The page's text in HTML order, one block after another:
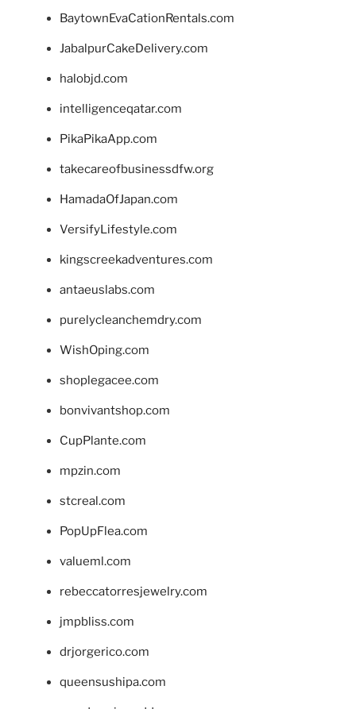
BaytownEvaCationRentals.com
JabalpurCakeDelivery.com
halobjd.com
intelligenceqatar.com
PikaPikaApp.com
takecareofbusinessdfw.org
HamadaOfJapan.com
VersifyLifestyle.com
kingscreekadventures.com
antaeuslabs.com
purelycleanchemdry.com
WishOping.com
shoplegacee.com
bonvivantshop.com
CupPlante.com
mpzin.com
stcreal.com
PopUpFlea.com
valueml.com
rebeccatorresjewelry.com
jmpbliss.com
drjorgerico.com
queensushipa.com